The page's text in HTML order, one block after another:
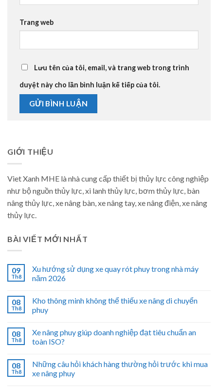
Trang web
Lưu tên của tôi, email, và trang web trong trình
duyệt này cho lần bình luận kế tiếp của tôi.
GIỚI THIỆU
Viet Xanh MHE là nhà cung cấp thiết bị thủy lực công nghiệp
như bộ nguồn thủy lực, xi lanh thủy lực, bơm thủy lực, bàn
nâng thủy lực, xe nâng bàn, xe nâng tay, xe nâng điện, xe nâng
thủy lực.
BÀI VIẾT MỚI NHẤT
09
Th8
Xu hướng sử dụng xe quay rót phuy trong nhà máy
năm 2026
08
Th8
Kho thông minh không thể thiếu xe nâng di chuyển
phuy
08
Th8
Xe nâng phuy giúp doanh nghiệp đạt tiêu chuẩn an
toàn ISO?
08
Th8
Những câu hỏi khách hàng thường hỏi trước khi mua
xe nâng phuy